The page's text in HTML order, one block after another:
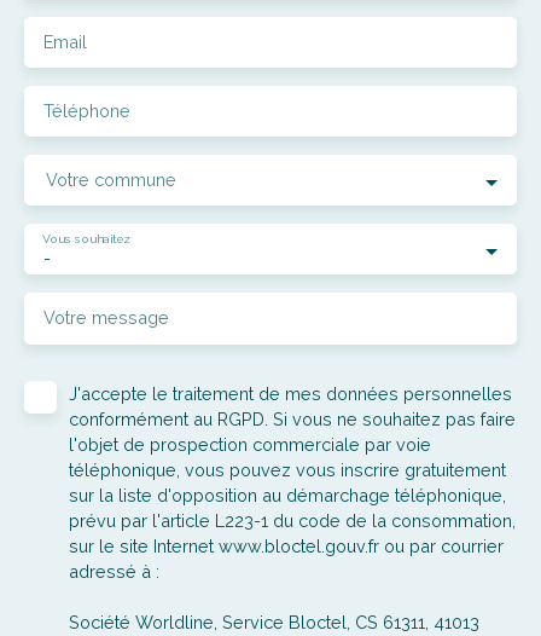
Email
Téléphone
Votre commune
-
Vous souhaitez
Votre message
J'accepte le traitement de mes données personnelles
conformément au RGPD. Si vous ne souhaitez pas faire
l'objet de prospection commerciale par voie
téléphonique, vous pouvez vous inscrire gratuitement
sur la liste d'opposition au démarchage téléphonique,
prévu par l'article L223-1 du code de la consommation,
sur le site Internet www.bloctel.gouv.fr ou par courrier
adressé à :
Société Worldline, Service Bloctel, CS 61311, 41013